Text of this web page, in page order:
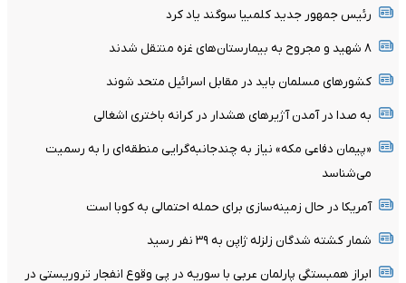
رئیس جمهور جدید کلمبیا سوگند یاد کرد
۸ شهید و مجروح به بیمارستان‌های غزه منتقل شدند
کشورهای مسلمان باید در مقابل اسرائیل متحد شوند
به صدا در آمدن آژیرهای هشدار در کرانه باختری اشغالی
«پیمان دفاعی مکه» نیاز به چندجانبه‌گرایی منطقه‌ای را به رسمیت
می‌شناسد
آمریکا در حال زمینه‌سازی برای حمله احتمالی به کوبا است
شمار کشته شدگان زلزله ژاپن به ۳۹ نفر رسید
ابراز همبستگی پارلمان عربی با سوریه در پی وقوع ‌انفجار تروریستی‌ در